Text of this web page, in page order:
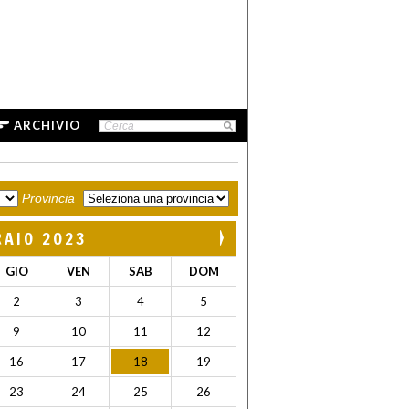
ARCHIVIO
Provincia
2023
GIO VEN SAB DOM
2 3 4 5
9 10 11 12
16 17 18 19
23 24 25 26